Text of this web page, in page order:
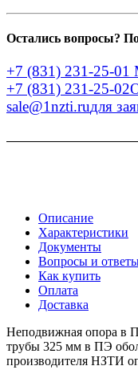
Остались вопросы?
+7 (831) 231-25-01
+7 (831) 231-25-02
sale@1nzti.ruдля
Описание
Характеристики
Документы
Вопросы и
Как купить
Оплата
Доставка
Неподвижная опора в
трубы 325 мм в ПЭ
производителя НЗТИ